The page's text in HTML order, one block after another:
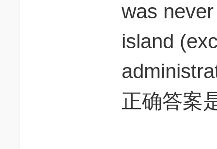
was
island
正确答案